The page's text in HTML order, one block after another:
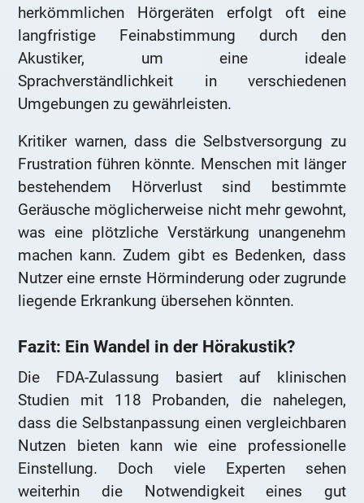
herkömmlichen Hörgeräten erfolgt oft eine
langfristige Feinabstimmung durch den
Akustiker, um eine ideale
Sprachverständlichkeit in verschiedenen
Umgebungen zu gewährleisten.
Kritiker warnen, dass die Selbstversorgung zu
Frustration führen könnte. Menschen mit länger
bestehendem Hörverlust sind bestimmte
Geräusche möglicherweise nicht mehr gewohnt,
was eine plötzliche Verstärkung unangenehm
machen kann. Zudem gibt es Bedenken, dass
Nutzer eine ernste Hörminderung oder zugrunde
liegende Erkrankung übersehen könnten.
Fazit: Ein Wandel in der Hörakustik?
Die FDA-Zulassung basiert auf klinischen
Studien mit 118 Probanden, die nahelegen,
dass die Selbstanpassung einen vergleichbaren
Nutzen bieten kann wie eine professionelle
Einstellung. Doch viele Experten sehen
weiterhin die Notwendigkeit eines gut